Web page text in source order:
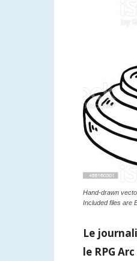
Hand-drawn
Included files are
Le
le RPG